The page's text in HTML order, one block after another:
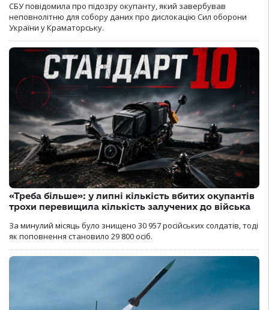
СБУ повідомила про підозру окупанту, який завербував
неповнолітню для собору даних про дислокацію Сил оборони
України у Краматорську.
«Треба більше»: у липні кількість вбитих окупантів
трохи перевищила кількість залучених до війська
За минулий місяць було знищено 30 957 російських солдатів, тоді
як поповнення становило 29 800 осіб.